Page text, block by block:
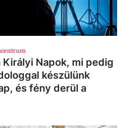
Királyi Napok, mi pedig
készülünk
és fény derül a